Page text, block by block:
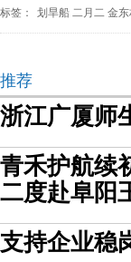
标签： 划旱船 二月二 金
推荐
浙江广厦师
青禾护航续
二度赴阜阳
支持企业稳